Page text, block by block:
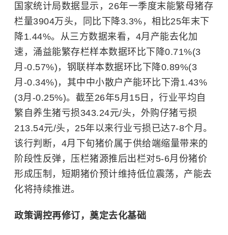
国家统计局数据显示，26年一季度末能繁母猪存
栏量3904万头，同比下降3.3%，相比25年末下
降1.44%。从三方数据来看，4月产能去化加
速，涌益能繁存栏样本数据环比下降0.71%(3
月-0.57%)，钢联样本数据环比下降0.89%(3
月-0.34%)，其中中小散户产能环比下滑1.43%
(3月-0.25%)。截至26年5月15日，行业平均自
繁自养生猪亏损343.24元/头，外购仔猪亏损
213.54元/头，25年以来行业亏损已达7-8个月。
该行判断，4月下旬猪价属于供给端缩量带来的
阶段性反弹，压栏猪源推后出栏对5-6月份猪价
形成压制，短期猪价预计维持低位震荡，产能去
化将持续推进。
政策调控再修订，奠定去化基础